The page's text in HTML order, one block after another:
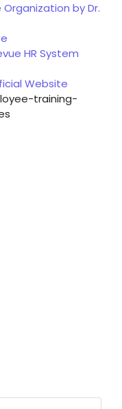
Organization by Dr.
HR System
Website
training-